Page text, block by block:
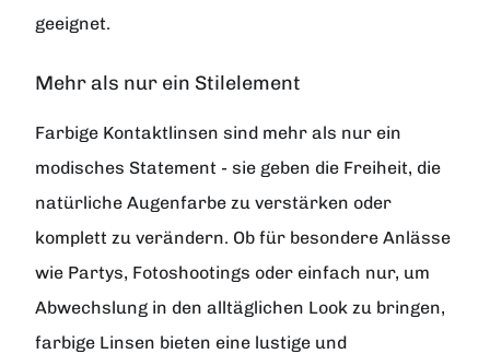
geeignet.
Mehr als nur ein Stilelement
Farbige Kontaktlinsen sind mehr als nur ein
modisches Statement - sie geben die Freiheit, die
natürliche Augenfarbe zu verstärken oder
komplett zu verändern. Ob für besondere Anlässe
wie Partys, Fotoshootings oder einfach nur, um
Abwechslung in den alltäglichen Look zu bringen,
farbige Linsen bieten eine lustige und